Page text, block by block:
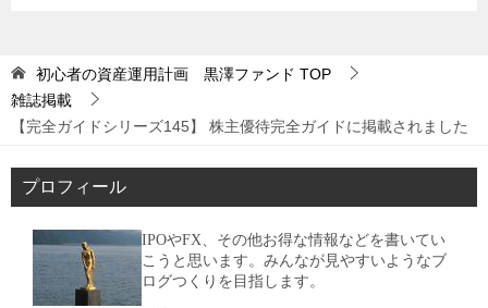
初心者の資産運用計画 黒澤ファンド TOP
雑誌掲載
【完全ガイドシリーズ145】 株主優待完全ガイドに掲載されました
プロフィール
IPOやFX、その他お得な情報などを書いてい
こうと思います。みんなが見やすいようなブ
ログつくりを目指します。